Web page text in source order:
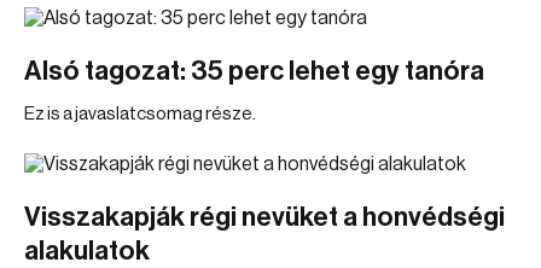
Alsó tagozat: 35 perc lehet egy tanóra
Ez is a javaslatcsomag része.
Visszakapják régi nevüket a honvédségi
alakulatok